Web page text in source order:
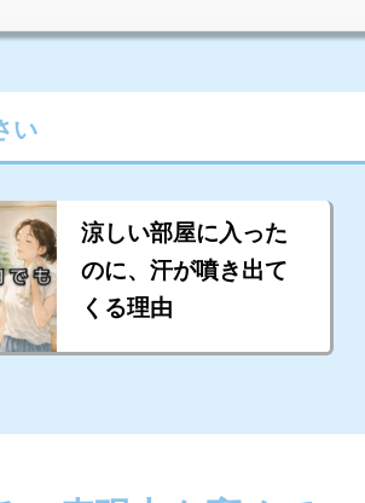
い
涼しい部屋に入った
のに、汗が噴き出て
くる理由